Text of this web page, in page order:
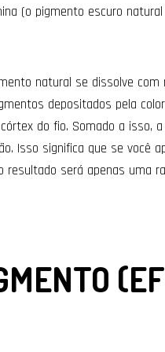
(o pigmento escuro
natural se dissolve
depositados pela
do fio. Somado a isso,
Isso significa que se você
será apenas uma